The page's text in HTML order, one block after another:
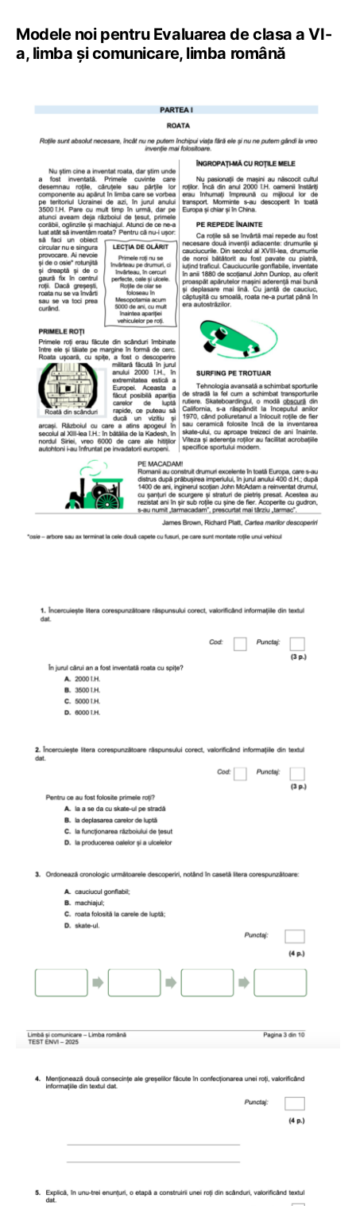
Modele noi pentru Evaluarea de clasa a VI-
a, limba și comunicare, limba română